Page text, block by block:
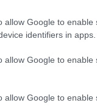
allow Google to
identifiers in apps.
allow Google to
allow Google to enable